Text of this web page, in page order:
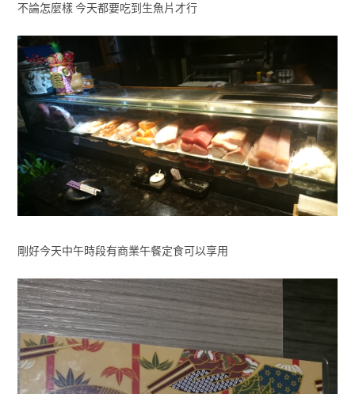
不論怎麼樣 今天都要吃到生魚片才行
剛好今天中午時段有商業午餐定食可以享用